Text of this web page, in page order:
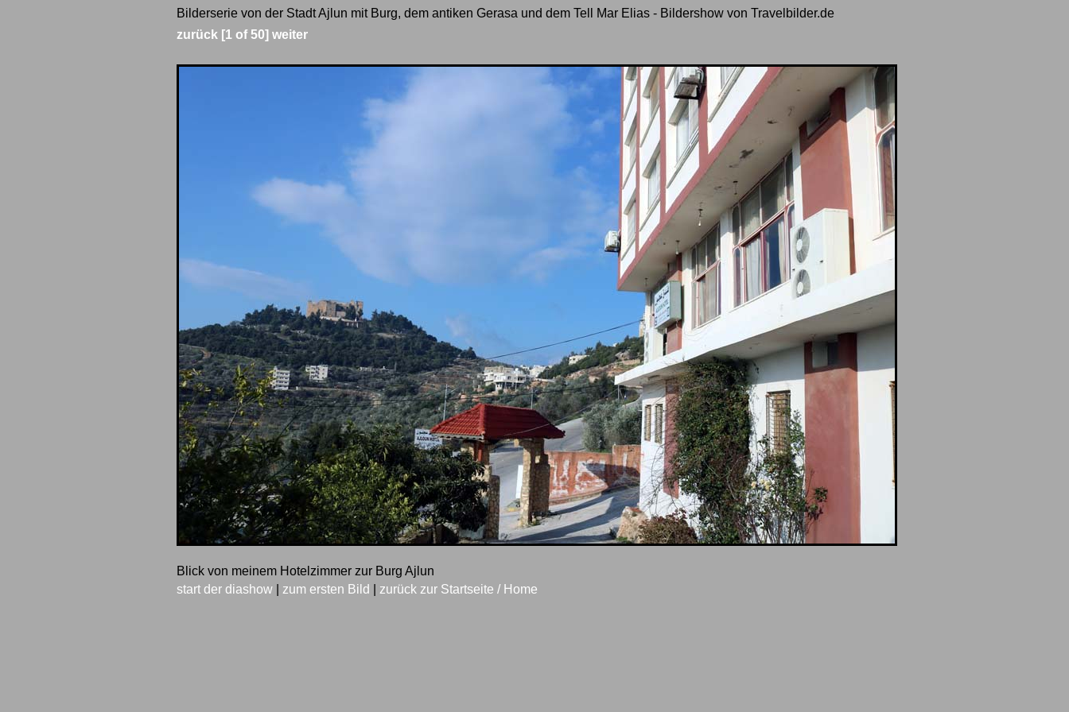
Bilderserie von der Stadt Ajlun mit Burg, dem antiken Gerasa und dem Tell Mar Elias - Bildershow von Travelbilder.de
zurück [1 of 50] weiter
Blick von meinem Hotelzimmer zur Burg Ajlun
start der diashow
zum ersten Bild zurück zur Startseite / Home